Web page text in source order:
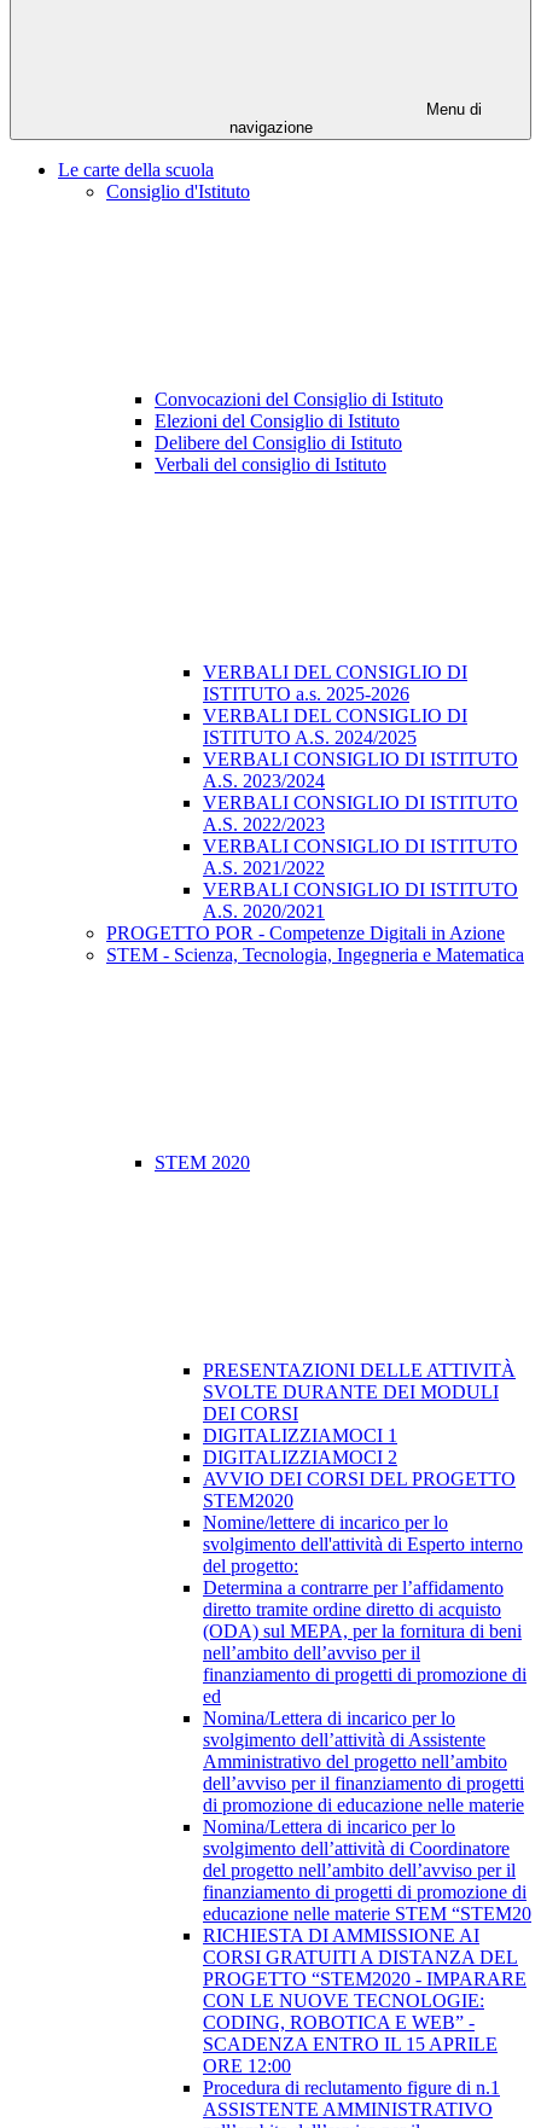
Menu di
navigazione
Le carte della scuola
Consiglio d'Istituto
Convocazioni del Consiglio di Istituto
Elezioni del Consiglio di Istituto
Delibere del Consiglio di Istituto
Verbali del consiglio di Istituto
VERBALI DEL CONSIGLIO DI
ISTITUTO a.s. 2025-2026
VERBALI DEL CONSIGLIO DI
ISTITUTO A.S. 2024/2025
VERBALI CONSIGLIO DI ISTITUTO
A.S. 2023/2024
VERBALI CONSIGLIO DI ISTITUTO
A.S. 2022/2023
VERBALI CONSIGLIO DI ISTITUTO
A.S. 2021/2022
VERBALI CONSIGLIO DI ISTITUTO
A.S. 2020/2021
PROGETTO POR - Competenze Digitali in Azione
STEM - Scienza, Tecnologia, Ingegneria e Matematica
STEM 2020
PRESENTAZIONI DELLE ATTIVITÀ
SVOLTE DURANTE DEI MODULI
DEI CORSI
DIGITALIZZIAMOCI 1
DIGITALIZZIAMOCI 2
​AVVIO DEI CORSI DEL PROGETTO
STEM2020
Nomine/lettere di incarico per lo
svolgimento dell'attività di Esperto interno
del progetto:
Determina a contrarre per l’affidamento
diretto tramite ordine diretto di acquisto
(ODA) sul MEPA, per la fornitura di beni
nell’ambito dell’avviso per il
finanziamento di progetti di promozione di
ed
Nomina/Lettera di incarico per lo
svolgimento dell’attività di Assistente
Amministrativo del progetto nell’ambito
dell’avviso per il finanziamento di progetti
di promozione di educazione nelle materie
Nomina/Lettera di incarico per lo
svolgimento dell’attività di Coordinatore
del progetto nell’ambito dell’avviso per il
finanziamento di progetti di promozione di
educazione nelle materie STEM “STEM20
RICHIESTA DI AMMISSIONE AI
CORSI GRATUITI A DISTANZA DEL
PROGETTO “STEM2020 - IMPARARE
CON LE NUOVE TECNOLOGIE:
CODING, ROBOTICA E WEB” -
SCADENZA ENTRO IL 15 APRILE
ORE 12:00
Procedura di reclutamento figure di n.1
ASSISTENTE AMMINISTRATIVO